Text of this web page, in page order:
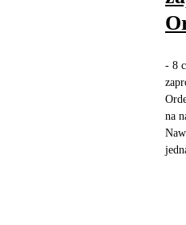
- 8
na